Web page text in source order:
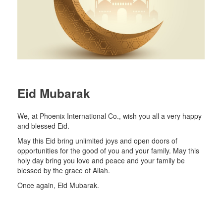
Eid Mubarak
We, at Phoenix International Co., wish you all a very happy
and blessed Eid.
May this Eid bring unlimited joys and open doors of
opportunities for the good of you and your family. May this
holy day bring you love and peace and your family be
blessed by the grace of Allah.
Once again, Eid Mubarak.